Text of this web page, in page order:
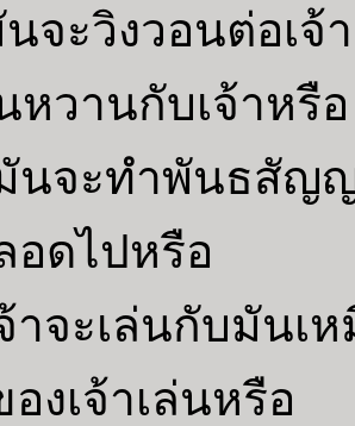
นจะวิงวอนต่อเ
หวานกับเจ้าหรือ
นจะทำพันธสัญญ
อดไปหรือ
าจะเล่นกับมันเ
งเจ้าเล่นหรือ